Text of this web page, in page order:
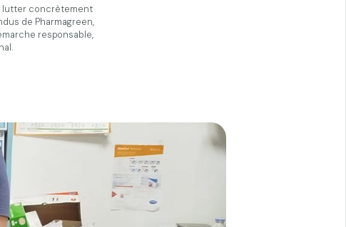
lutter concrètement
de Pharmagreen,
responsable,